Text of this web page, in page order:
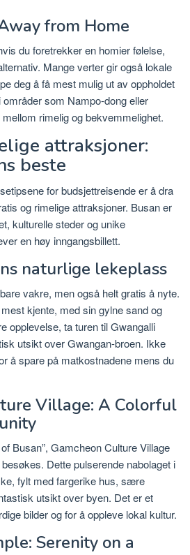
from Home
du foretrekker en homier følelse,
Mange verter gir også lokale
deg å få mest mulig ut av oppholdet
som Nampo-dong eller
rimelig og bekvemmelighet.
attraksjoner:
beste
for budsjettreisende er å dra
og rimelige attraksjoner. Busan er
kulturelle steder og unike
en høy inngangsbillett.
naturlige lekeplass
vakre, men også helt gratis å nyte.
kjente, med sin gylne sand og
opplevelse, ta turen til Gwangalli
utsikt over Gwangan-broen. Ikke
å spare på matkostnadene mens du
Village: A Colorful
Busan”, Gamcheon Culture Village
Dette pulserende nabolaget i
fylt med fargerike hus, sære
utsikt over byen. Det er et
bilder og for å oppleve lokal kultur.
Serenity on a